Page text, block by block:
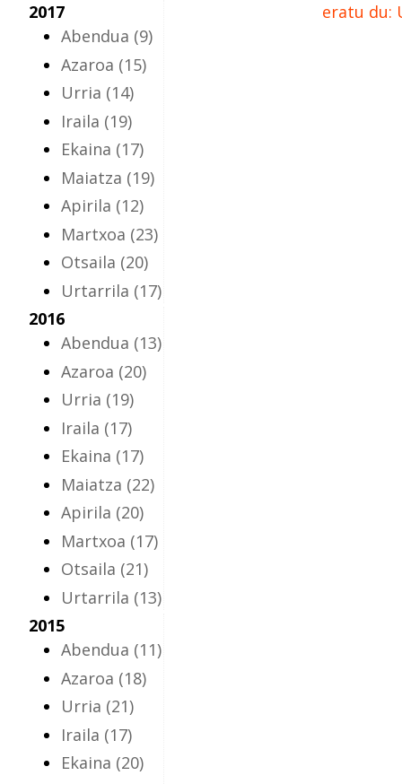
2017
Abendua (9)
Azaroa (15)
Urria (14)
Iraila (19)
Ekaina (17)
Maiatza (19)
Apirila (12)
Martxoa (23)
Otsaila (20)
Urtarrila (17)
2016
Abendua (13)
Azaroa (20)
Urria (19)
Iraila (17)
Ekaina (17)
Maiatza (22)
Apirila (20)
Martxoa (17)
Otsaila (21)
Urtarrila (13)
2015
Abendua (11)
Azaroa (18)
Urria (21)
Iraila (17)
Ekaina (20)
eratu du: